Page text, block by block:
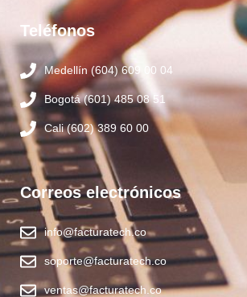
Teléfonos
Medellín (604) 609 00 04
Bogotá (601) 485 08 51
Cali (602) 389 60 00
Correos electrónicos
info@facturatech.co
soporte@facturatech.co
ventas@facturatech.co